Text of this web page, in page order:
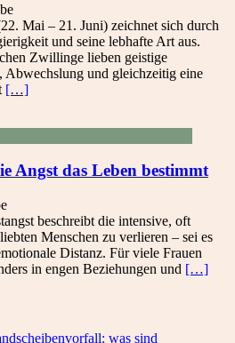
Mai – 21. Juni) zeichnet sich durch
und seine lebhafte Art aus.
Zwillinge lieben geistige
und gleichzeitig eine
[…]
Angst das Leben bestimmt
beschreibt die intensive, oft
Menschen zu verlieren – sei es
Distanz. Für viele Frauen
in engen Beziehungen und […]